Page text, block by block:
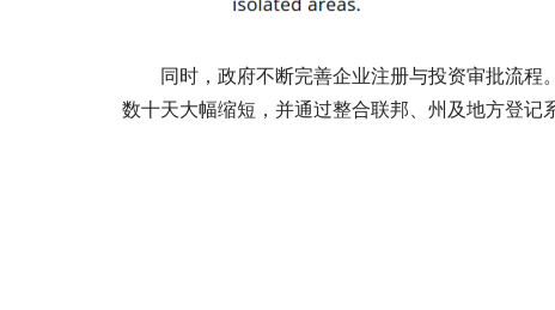
同时，政府不断完善企业注册与投资审批流
数十天大幅缩短，并通过整合联邦、州及地方登记